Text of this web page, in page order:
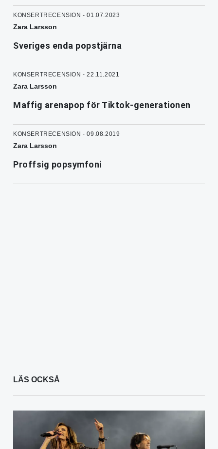
KONSERTRECENSION - 01.07.2023
Zara Larsson
Sveriges enda popstjärna
KONSERTRECENSION - 22.11.2021
Zara Larsson
Maffig arenapop för Tiktok-generationen
KONSERTRECENSION - 09.08.2019
Zara Larsson
Proffsig popsymfoni
LÄS OCKSÅ